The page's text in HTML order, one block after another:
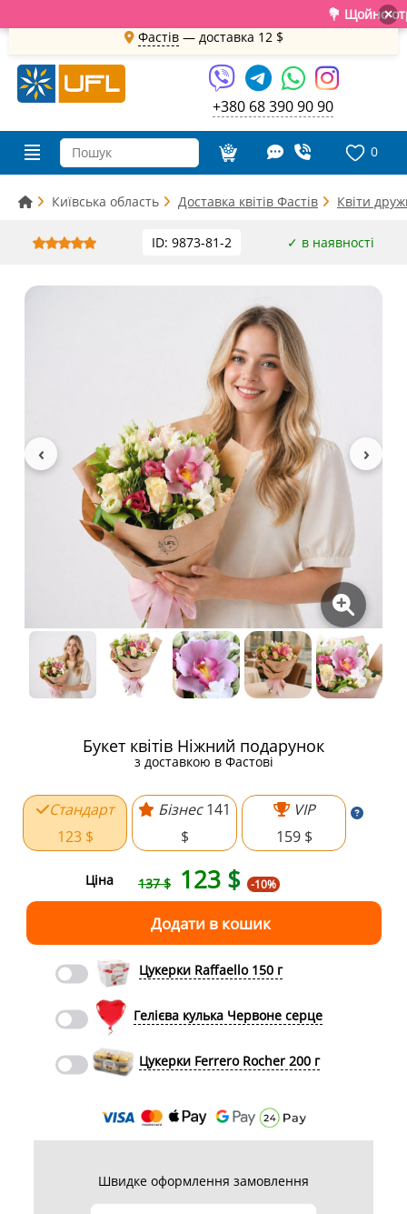
💐 Щойно ×
Фастів— доставка 12 $
+380 68 390 90 90
0
Київська область Доставка квітів Фастів Квіти
ID: 9873-81-2 ✓ в наявності
Букет квітів Ніжний подарунок
з доставкою в Фастові
Стандарт
123 $
Бізнес 141
$
VIP
159 $
Ціна 137 $ 123 $ -10%
Цукерки Raffaello 150 г
Гелієва кулька Червоне серце
Цукерки Ferrero Rocher 200 г
Швидке оформлення замовлення